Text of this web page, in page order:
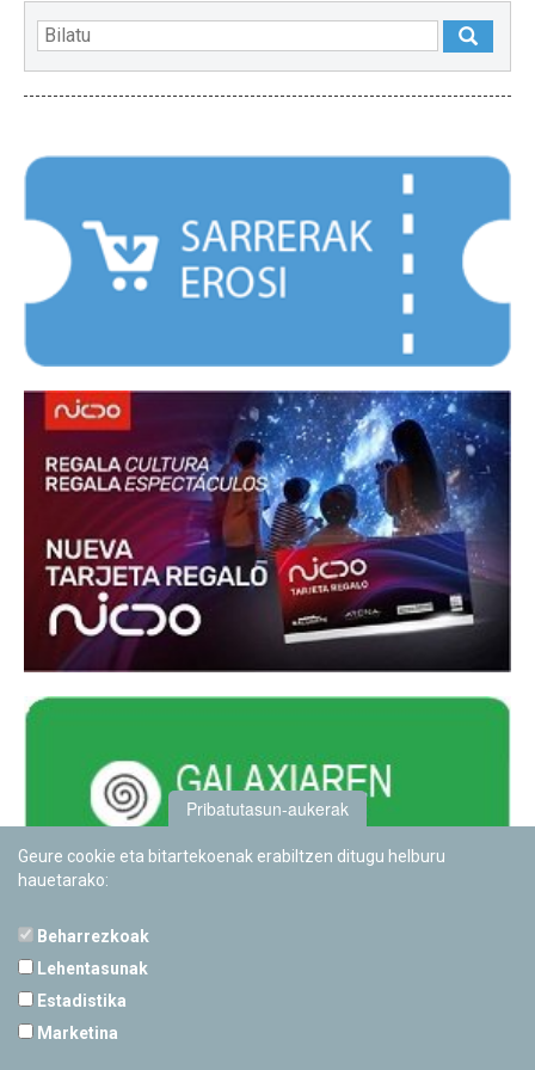
Pribatutasun-aukerak
Geure cookie eta bitartekoenak erabiltzen ditugu helburu
hauetarako:
Beharrezkoak
Lehentasunak
Estadistika
Marketina